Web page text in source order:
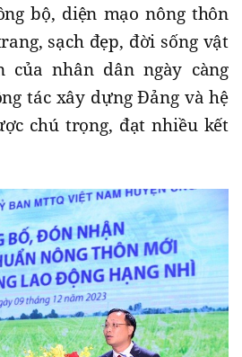
bộ, diện mạo nông thôn
sạch đẹp, đời sống vật
của nhân dân ngày càng
tác xây dựng Đảng và hệ
chú trọng, đạt nhiều kết